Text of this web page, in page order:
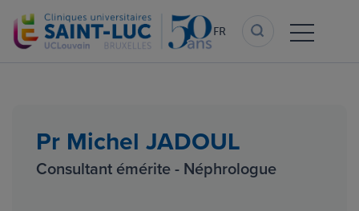
au
contenu
FR
Pr Michel JADOUL
Consultant émérite - Néphrologue